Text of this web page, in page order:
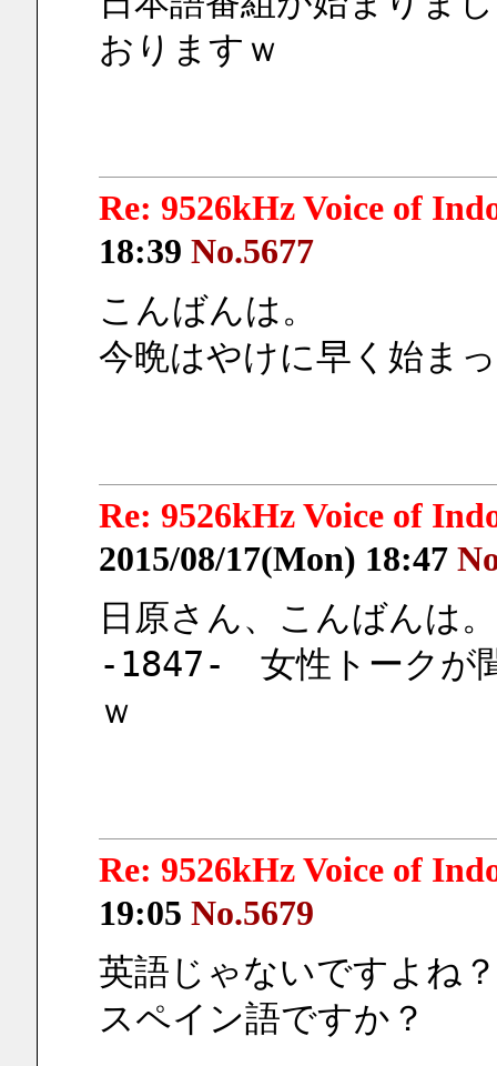
おりますｗ
Re: 9526kHz Voice of
18:39 No.5677
こんばんは。
今晩はやけに早く始ま
Re: 9526kHz Voice of
2015/08/17(Mon) 18:47
日原さん、こんばんは
-1847-　女性トークが
ｗ
Re: 9526kHz Voice of
19:05 No.5679
英語じゃないですよね？
スペイン語ですか？